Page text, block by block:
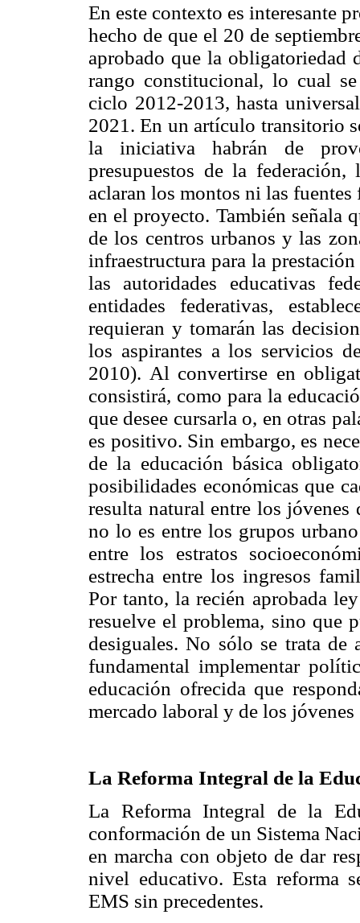
En este contexto es interesante
hecho de que el 20 de
aprobado que la obligatoriedad
rango constitucional, lo cual
ciclo 2012-2013, hasta
2021. En un artículo transitorio
la iniciativa habrán de
presupuestos de la
aclaran los montos ni las
en el proyecto. También señala
de los centros urbanos y las
infraestructura para la
las autoridades educativas
entidades federativas,
requieran y tomarán las
los aspirantes a los servicios
2010). Al convertirse en
consistirá, como para la
que desee cursarla o, en otras
es positivo. Sin embargo, es
de la educación básica
posibilidades económicas que
resulta natural entre los jóvenes
no lo es entre los grupos
entre los estratos
estrecha entre los ingresos
Por tanto, la recién aprobada
resuelve el problema, sino que
desiguales. No sólo se trata
fundamental implementar
educación ofrecida que
mercado laboral y de los jóvenes
La Reforma Integral de la
La Reforma Integral de la
conformación de un Sistema
en marcha con objeto de dar
nivel educativo. Esta reforma
EMS sin precedentes.